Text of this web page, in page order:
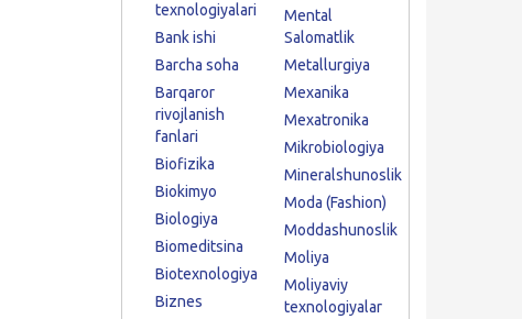
texnologiyalari
Bank ishi
Barcha soha
Barqaror
rivojlanish
fanlari
Biofizika
Biokimyo
Biologiya
Biomeditsina
Biotexnologiya
Biznes
Mental
Salomatlik
Metallurgiya
Mexanika
Mexatronika
Mikrobiologiya
Mineralshunoslik
Moda (Fashion)
Moddashunoslik
Moliya
Moliyaviy
texnologiyalar